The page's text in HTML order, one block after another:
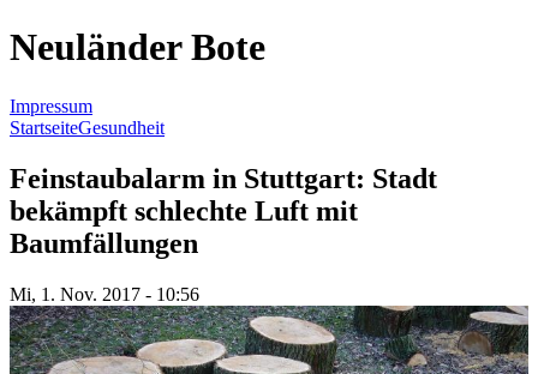
Neuländer Bote
Impressum
StartseiteGesundheit
Feinstaubalarm in Stuttgart: Stadt
bekämpft schlechte Luft mit
Baumfällungen
Mi, 1. Nov. 2017 - 10:56